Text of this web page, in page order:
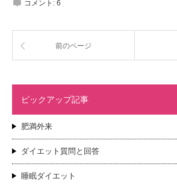
コメント: 6
前のページ
ピックアップ記事
肥満外来
ダイエット質問と回答
睡眠ダイエット